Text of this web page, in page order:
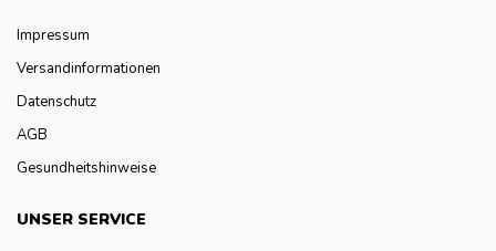
Impressum
Versandinformationen
Datenschutz
AGB
Gesundheitshinweise
UNSER SERVICE